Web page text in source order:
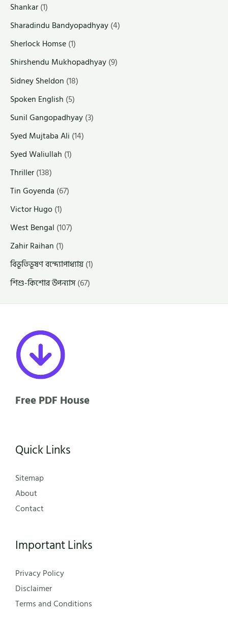
Shankar(1)
Sharadindu Bandyopadhyay(4)
Sherlock Homse(1)
Shirshendu Mukhopadhyay(9)
Sidney Sheldon (18)
Spoken English (5)
Sunil Gangopadhyay(3)
Syed Mujtaba Ali (14)
Syed Waliullah (1)
Thriller(138)
Tin Goyenda (67)
Victor Hugo(1)
West Bengal (107)
Zahir Raihan (1)
বিভূতিভূষণ বন্দ্যোপাধ্যায়(1)
শিশু-কিশোর উপন্যাস(67)
Free PDF House
Quick Links
Sitemap
About
Contact
Important Links
Privacy Policy
Disclaimer
Terms and Conditions